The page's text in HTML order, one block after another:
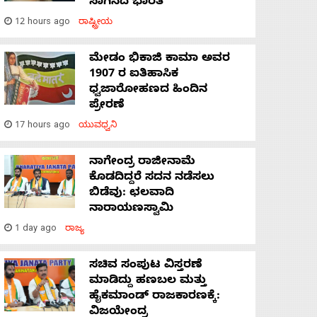
12 hours ago ರಾಷ್ಟ್ರೀಯ
ಮೇಡಂ ಭಿಕಾಜಿ ಕಾಮಾ ಅವರ
1907 ರ ಐತಿಹಾಸಿಕ
ಧ್ವಜಾರೋಹಣದ ಹಿಂದಿನ
ಪ್ರೇರಣೆ
17 hours ago ಯುವಧ್ವನಿ
ನಾಗೇಂದ್ರ ರಾಜೀನಾಮೆ
ಕೊಡದಿದ್ದರೆ ಸದನ ನಡೆಸಲು
ಬಿಡೆವು: ಛಲವಾದಿ
ನಾರಾಯಣಸ್ವಾಮಿ
1 day ago ರಾಜ್ಯ
ಸಚಿವ ಸಂಪುಟ ವಿಸ್ತರಣೆ
ಮಾಡಿದ್ದು ಹಣಬಲ ಮತ್ತು
ಹೈಕಮಾಂಡ್ ರಾಜಕಾರಣಕ್ಕೆ:
ವಿಜಯೇಂದ್ರ